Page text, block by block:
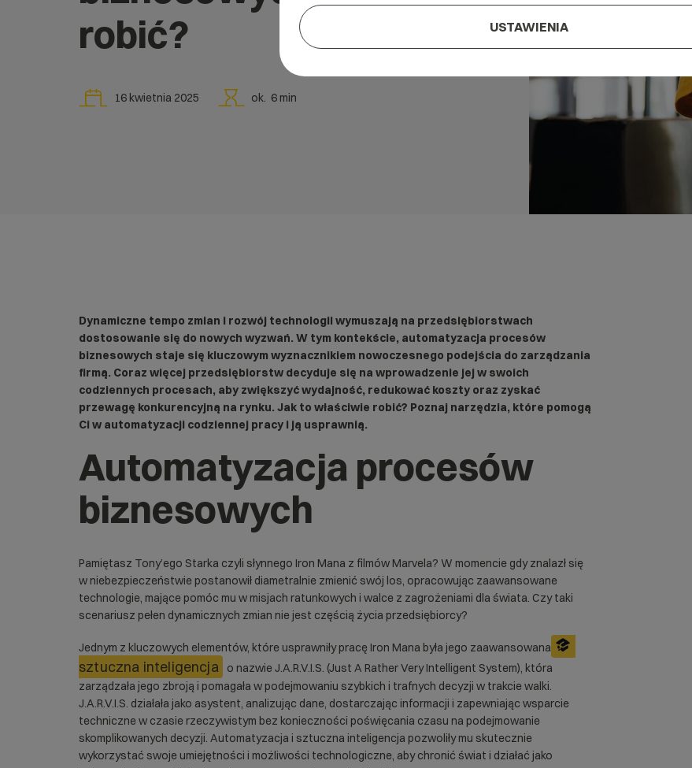
robić?
16 kwietnia 2025 ok. 6 min
Dynamiczne tempo zmian i rozwój technologii wymuszają na przedsiębiorstwach
dostosowanie się do nowych wyzwań. W tym kontekście, automatyzacja procesów
biznesowych staje się kluczowym wyznacznikiem nowoczesnego podejścia do zarządzania
firmą. Coraz więcej przedsiębiorstw decyduje się na wprowadzenie jej w swoich
codziennych procesach, aby zwiększyć wydajność, redukować koszty oraz zyskać
przewagę konkurencyjną na rynku. Jak to właściwie robić? Poznaj narzędzia, które pomogą
Ci w automatyzacji codziennej pracy i ją usprawnią.
Automatyzacja procesów
biznesowych
Pamiętasz Tony’ego Starka czyli słynnego Iron Mana z filmów Marvela? W momencie gdy znalazł się
w niebezpieczeństwie postanowił diametralnie zmienić swój los, opracowując zaawansowane
technologie, mające pomóc mu w misjach ratunkowych i walce z zagrożeniami dla świata. Czy taki
scenariusz pełen dynamicznych zmian nie jest częścią życia przedsiębiorcy?
Jednym z kluczowych elementów, które usprawniły pracę Iron Mana była jego zaawansowana
sztuczna inteligencja
o nazwie J.A.R.V.I.S. (Just A Rather Very Intelligent System), która
zarządzała jego zbroją i pomagała w podejmowaniu szybkich i trafnych decyzji w trakcie walki.
J.A.R.V.I.S. działała jako asystent, analizując dane, dostarczając informacji i zapewniając wsparcie
techniczne w czasie rzeczywistym bez konieczności poświęcania czasu na podejmowanie
skomplikowanych decyzji. Automatyzacja i sztuczna inteligencja pozwoliły mu skutecznie
wykorzystać swoje umiejętności i możliwości technologiczne, aby chronić świat i działać jako
USTAWIENIA